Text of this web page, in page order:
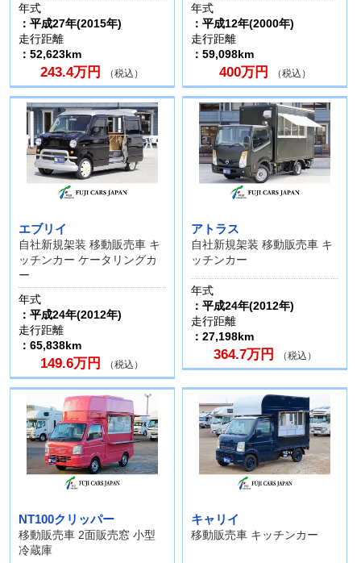
年式
：平成27年(2015年)
走行距離
：52,623km
243.4万円 （税込）
年式
：平成12年(2000年)
走行距離
：59,098km
400万円 （税込）
エブリイ
自社新規架装 移動販売車 キ
ッチンカー ケータリングカ
ー
年式
：平成24年(2012年)
走行距離
：65,838km
149.6万円 （税込）
アトラス
自社新規架装 移動販売車 キ
ッチンカー
年式
：平成24年(2012年)
走行距離
：27,198km
364.7万円 （税込）
NT100クリッパー
移動販売車 2面販売窓 小型
冷蔵庫
キャリイ
移動販売車 キッチンカー